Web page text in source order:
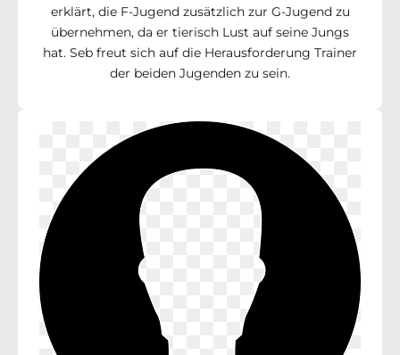
erklärt, die F-Jugend zusätzlich zur G-Jugend zu
übernehmen, da er tierisch Lust auf seine Jungs
hat. Seb freut sich auf die Herausforderung Trainer
der beiden Jugenden zu sein.